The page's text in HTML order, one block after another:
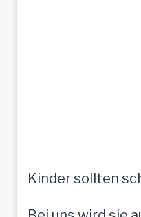
Kinder sollten